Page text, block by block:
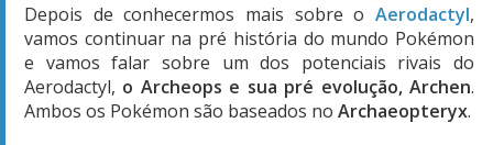
Depois de conhecermos mais sobre o Aerodactyl,
vamos continuar na pré história do mundo Pokémon
e vamos falar sobre um dos potenciais rivais do
Aerodactyl, o Archeops e sua pré evolução, Archen.
Ambos os Pokémon são baseados no Archaeopteryx.